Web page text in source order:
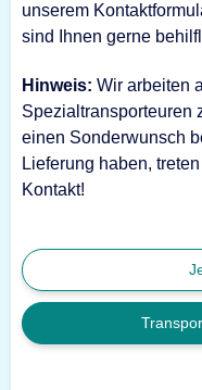
unserem
sind Ihnen gerne
Hinweis: Wir arbeiten
Spezialtransporteuren
einen Sonderwunsch
Lieferung haben,
Kontakt!